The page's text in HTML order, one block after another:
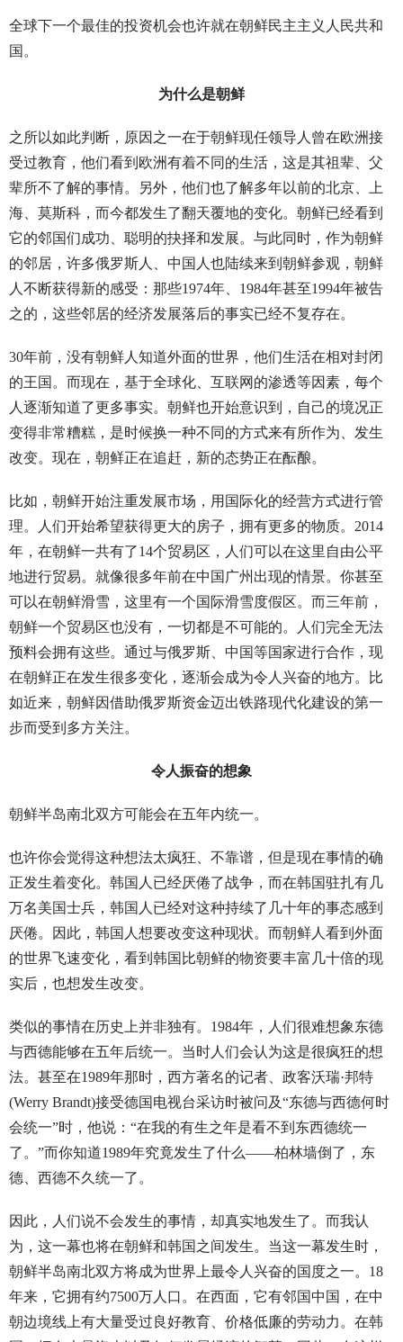
全球下一个最佳的投资机会也许就在朝鲜民主主义人民共和
国。
为什么是朝鲜
之所以如此判断，原因之一在于朝鲜现任领导人曾在欧洲接
受过教育，他们看到欧洲有着不同的生活，这是其祖辈、父
辈所不了解的事情。另外，他们也了解多年以前的北京、上
海、莫斯科，而今都发生了翻天覆地的变化。朝鲜已经看到
它的邻国们成功、聪明的抉择和发展。与此同时，作为朝鲜
的邻居，许多俄罗斯人、中国人也陆续来到朝鲜参观，朝鲜
人不断获得新的感受：那些1974年、1984年甚至1994年被告
之的，这些邻居的经济发展落后的事实已经不复存在。
30年前，没有朝鲜人知道外面的世界，他们生活在相对封闭
的王国。而现在，基于全球化、互联网的渗透等因素，每个
人逐渐知道了更多事实。朝鲜也开始意识到，自己的境况正
变得非常糟糕，是时候换一种不同的方式来有所作为、发生
改变。现在，朝鲜正在追赶，新的态势正在酝酿。
比如，朝鲜开始注重发展市场，用国际化的经营方式进行管
理。人们开始希望获得更大的房子，拥有更多的物质。2014
年，在朝鲜一共有了14个贸易区，人们可以在这里自由公平
地进行贸易。就像很多年前在中国广州出现的情景。你甚至
可以在朝鲜滑雪，这里有一个国际滑雪度假区。而三年前，
朝鲜一个贸易区也没有，一切都是不可能的。人们完全无法
预料会拥有这些。通过与俄罗斯、中国等国家进行合作，现
在朝鲜正在发生很多变化，逐渐会成为令人兴奋的地方。比
如近来，朝鲜因借助俄罗斯资金迈出铁路现代化建设的第一
步而受到多方关注。
令人振奋的想象
朝鲜半岛南北双方可能会在五年内统一。
也许你会觉得这种想法太疯狂、不靠谱，但是现在事情的确
正发生着变化。韩国人已经厌倦了战争，而在韩国驻扎有几
万名美国士兵，韩国人已经对这种持续了几十年的事态感到
厌倦。因此，韩国人想要改变这种现状。而朝鲜人看到外面
的世界飞速变化，看到韩国比朝鲜的物资要丰富几十倍的现
实后，也想发生改变。
类似的事情在历史上并非独有。1984年，人们很难想象东德
与西德能够在五年后统一。当时人们会认为这是很疯狂的想
法。甚至在1989年那时，西方著名的记者、政客沃瑞·邦特
(Werry Brandt)接受德国电视台采访时被问及“东德与西德何时
会统一”时，他说：“在我的有生之年是看不到东西德统一
了。”而你知道1989年究竟发生了什么——柏林墙倒了，东
德、西德不久统一了。
因此，人们说不会发生的事情，却真实地发生了。而我认
为，这一幕也将在朝鲜和韩国之间发生。当这一幕发生时，
朝鲜半岛南北双方将成为世界上最令人兴奋的国度之一。18
年来，它拥有约7500万人口。在西面，它有邻国中国，在中
朝边境线上有大量受过良好教育、价格低廉的劳动力。在韩